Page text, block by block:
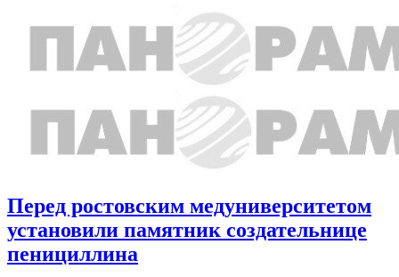
Перед ростовским медуниверситетом
установили памятник создательнице
пенициллина